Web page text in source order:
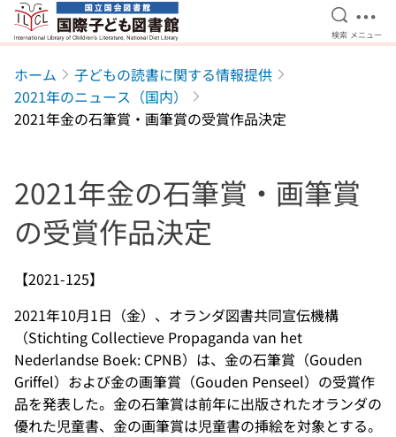
本文へ移動
検索を
検索 メ
メニュー
ホーム
子どもの読書に関する情報提供
2021年のニュース（国内）
2021年金の石筆賞・画筆賞の受賞作品決定
2021年金の石筆賞・画筆賞
の受賞作品決定
【2021-125】
2021年10月1日（金）、オランダ図書共同宣伝機構
（Stichting Collectieve Propaganda van het
Nederlandse Boek: CPNB）は、金の石筆賞（Gouden
Griffel）および金の画筆賞（Gouden Penseel）の受賞作
品を発表した。金の石筆賞は前年に出版されたオランダの
優れた児童書、金の画筆賞は児童書の挿絵を対象とする。